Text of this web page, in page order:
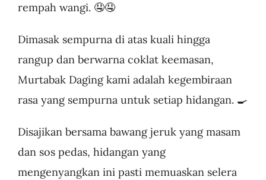
rempah wangi. 🤤🤤
Dimasak sempurna di atas kuali hingga
rangup dan berwarna coklat keemasan,
Murtabak Daging kami adalah kegembiraan
rasa yang sempurna untuk setiap hidangan. 🍳
Disajikan bersama bawang jeruk yang masam
dan sos pedas, hidangan yang
mengenyangkan ini pasti memuaskan selera